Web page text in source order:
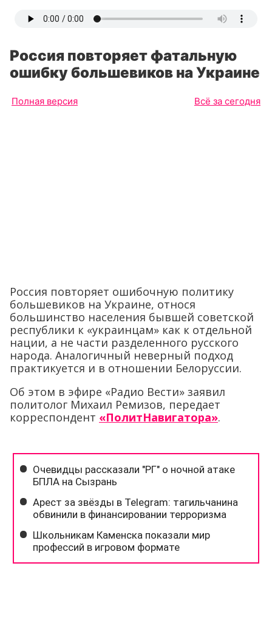
Россия повторяет фатальную
ошибку большевиков на Украине
Полная версия Всё за сегодня
Россия повторяет ошибочную политику
большевиков на Украине, относя
большинство населения бывшей советской
республики к «украинцам» как к отдельной
нации, а не части разделенного русского
народа. Аналогичный неверный подход
практикуется и в отношении Белоруссии.
Об этом в эфире «Радио Вести» заявил
политолог Михаил Ремизов, передает
корреспондент «ПолитНавигатора».